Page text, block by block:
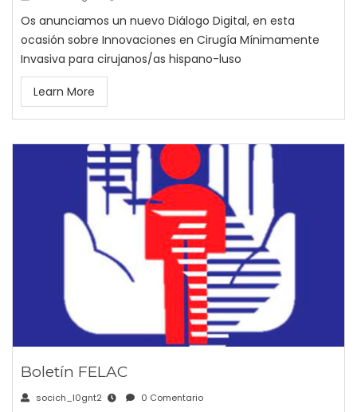
Os anunciamos un nuevo Diálogo Digital, en esta
ocasión sobre Innovaciones en Cirugía Mínimamente
Invasiva para cirujanos/as hispano-luso
Learn More
Boletín FELAC
socich_l0gnt2 0 Comentario